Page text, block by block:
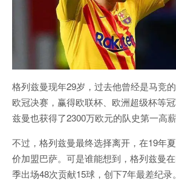
格列兹曼现年29岁，过去他曾经是马竞
欧冠决赛，赢得欧联杯、欧洲超级杯等
兹曼也获得了2300万欧元的队史第一高薪
不过，格列兹曼最终选择离开，在19年
价加盟巴萨。可是谁能想到，格列兹曼
季出场48次贡献15球，创下7年最差纪录。